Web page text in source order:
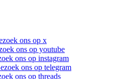
ons op x
ons op youtube
ons op instagram
ons op telegram
ons op threads